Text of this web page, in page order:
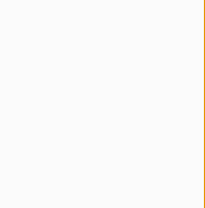
l'emploi - est un
de 18 à 25 ans
ni qualification
interviews de
Valentin